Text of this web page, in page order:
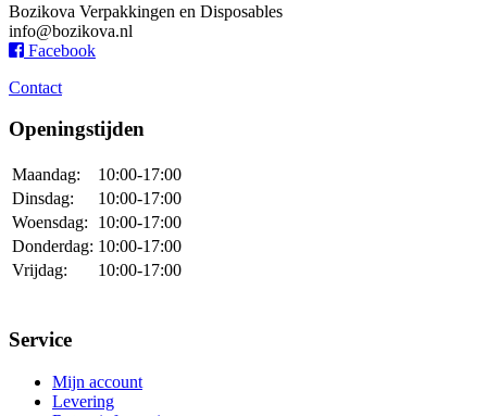
Bozikova Verpakkingen en Disposables
info@bozikova.nl
Facebook
Contact
Openingstijden
Maandag:
10:00-17:00
Dinsdag:
10:00-17:00
Woensdag:
10:00-17:00
Donderdag: 10:00-17:00
Vrijdag:
10:00-17:00
Service
Mijn account
Levering